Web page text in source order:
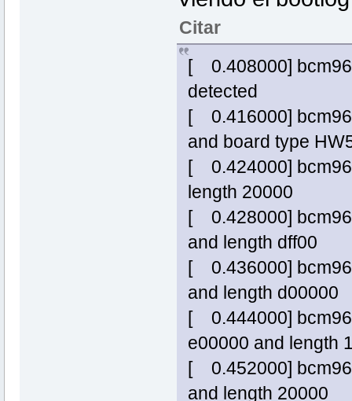
Citar
[ 0.408000]
detected
[ 0.416000]
and board type
[ 0.424000]
length 20000
[ 0.428000]
and length dff00
[ 0.436000]
and length d00000
[ 0.444000]
e00000 and length
[ 0.452000]
and length 20000